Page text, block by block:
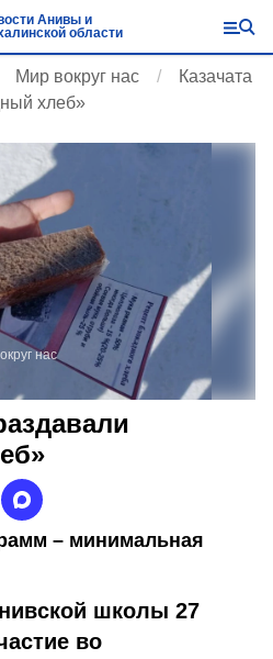
Анивы и
области
Мир вокруг нас
Казачата
хлеб»
нас
– минимальная
школы 27
во